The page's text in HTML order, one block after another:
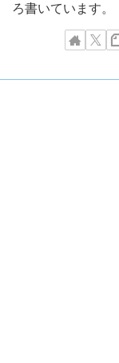
ろ書いています。